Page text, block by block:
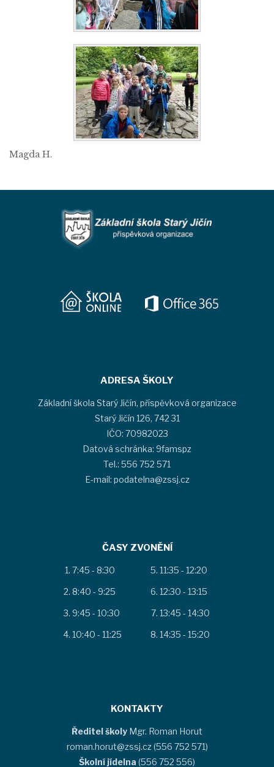
Magda H.
ADRESA ŠKOLY
Základní škola Starý Jičín, příspěvková organizace
Starý Jičín 126, 742 31
IČO: 70982023
Datová schránka: 9famspz
Tel.: 556 752 571
E-mail: podatelna@zssj.cz
ČASY ZVONĚNÍ
7:45 - 8:30
8:40 - 9:25
9:45 - 10:30
10:40 - 11:25
11:35 - 12:20
12:30 - 13:15
13:45 - 14:30
14:35 - 15:20
KONTAKTY
Ředitel školy Mgr. Roman Horut
roman.horut@zssj.cz (556 752 571)
Školní jídelna (556 752 556)